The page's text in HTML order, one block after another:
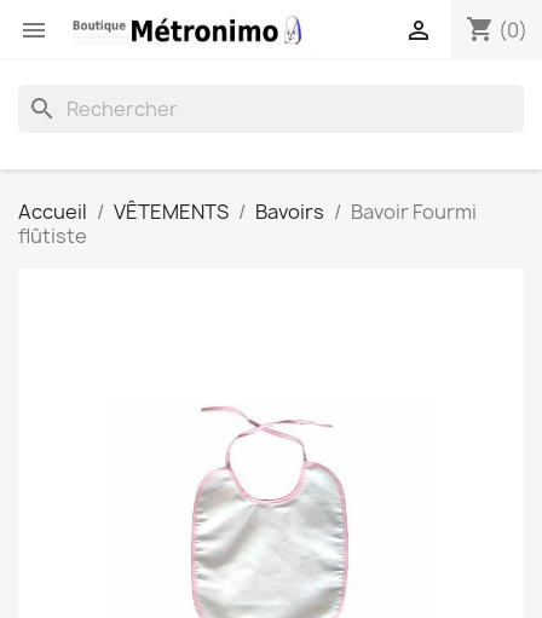
 shopping_cart (0)

search
Accueil VÊTEMENTS Bavoirs
Bavoir Fourmi
flûtiste